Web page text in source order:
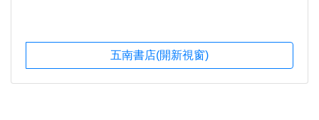
五南書店(開新視窗)